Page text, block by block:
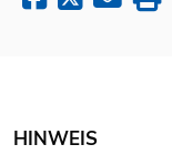
HINWEIS